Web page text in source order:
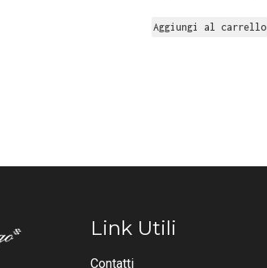
Aggiungi al carrello
Link Utili
Contatti